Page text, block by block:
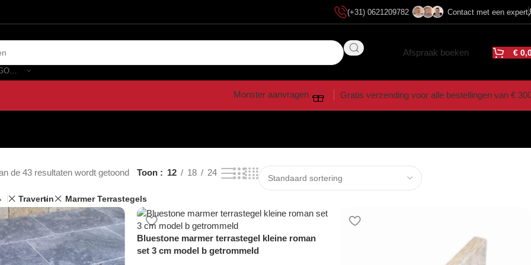
(+31) 0621209782 Contact met een expert
Afspraak boeken €
Monster aanvragen Gratis verzending voor alle bestellingen van €
de 43 resultaten wordt getoond Toon 12 18 24
Travertin Marmer Terrastegels
Bluestone marmer terrastegel kleine roman
set 3 cm model b getrommeld